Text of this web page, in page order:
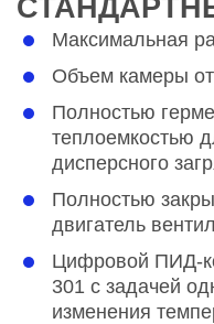
Максимальная
Объем камеры
Полностью
теплоемкостью
дисперсного
Полностью
двигатель
Цифровой ПИД-
301 с задачей
изменения